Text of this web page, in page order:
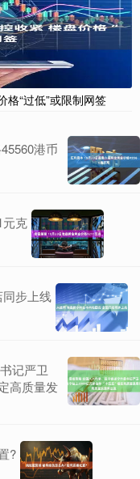
“过低”或限制网签
港币
元克
步上线
记严卫
高质量发
?